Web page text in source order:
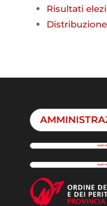
Risultati
ALBO
ALBO